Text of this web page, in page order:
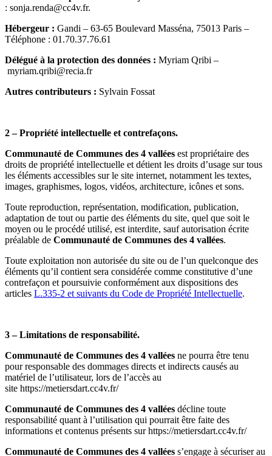
: sonja.renda@cc4v.fr.
Hébergeur : Gandi – 63-65 Boulevard Masséna, 75013 Paris –
Téléphone : 01.70.37.76.61
Délégué à la protection des données : Myriam Qribi –
myriam.qribi@recia.fr
Autres contributeurs : Sylvain Fossat
2 – Propriété intellectuelle et contrefaçons.
Communauté de Communes des 4 vallées est propriétaire des
droits de propriété intellectuelle et détient les droits d’usage sur tous
les éléments accessibles sur le site internet, notamment les textes,
images, graphismes, logos, vidéos, architecture, icônes et sons.
Toute reproduction, représentation, modification, publication,
adaptation de tout ou partie des éléments du site, quel que soit le
moyen ou le procédé utilisé, est interdite, sauf autorisation écrite
préalable de Communauté de Communes des 4 vallées.
Toute exploitation non autorisée du site ou de l’un quelconque des
éléments qu’il contient sera considérée comme constitutive d’une
contrefaçon et poursuivie conformément aux dispositions des
articles L.335-2 et suivants du Code de Propriété Intellectuelle.
3 – Limitations de responsabilité.
Communauté de Communes des 4 vallées ne pourra être tenu
pour responsable des dommages directs et indirects causés au
matériel de l’utilisateur, lors de l’accès au
site https://metiersdart.cc4v.fr/
Communauté de Communes des 4 vallées décline toute
responsabilité quant à l’utilisation qui pourrait être faite des
informations et contenus présents sur https://metiersdart.cc4v.fr/
Communauté de Communes des 4 vallées s’engage à sécuriser au